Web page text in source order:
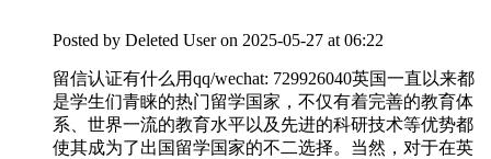
Posted by Deleted User on 2025-05-27 at 06:22
留信认证有什么用qq/wechat: 729926040英国一直以来都
是学生们青睐的热门留学国家，不仅有着完善的教育体
系、世界一流的教育水平以及先进的科研技术等优势都
使其成为了出国留学国家的不二选择。当然，对于在英